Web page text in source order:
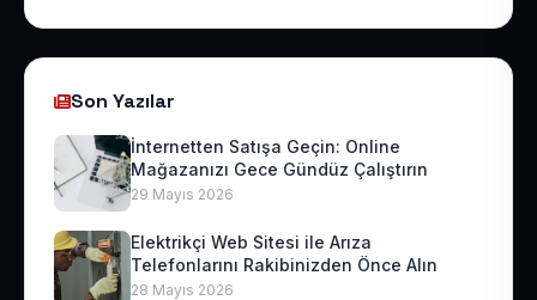
Son Yazılar
İnternetten Satışa Geçin: Online
Mağazanızı Gece Gündüz Çalıştırın
29 Mayıs 2026
Elektrikçi Web Sitesi ile Arıza
Telefonlarını Rakibinizden Önce Alın
28 Mayıs 2026